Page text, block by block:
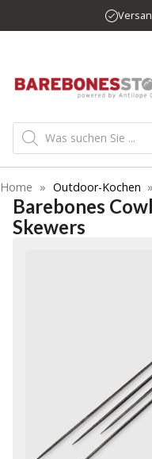
Inhalt
Products
search
Home » Outdoor-Kochen »
Barebones
Skewers